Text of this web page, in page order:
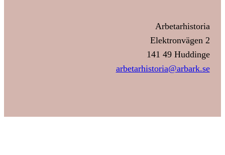
Arbetarhistoria
Elektronvägen 2
141 49 Huddinge
arbetarhistoria@arbark.se